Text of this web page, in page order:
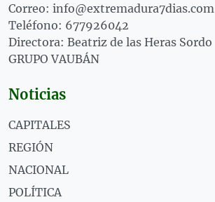
Correo: info@extremadura7dias.com
Teléfono: 677926042
Directora: Beatriz de las Heras Sordo
GRUPO VAUBÁN
Noticias
CAPITALES
REGIÓN
NACIONAL
POLÍTICA